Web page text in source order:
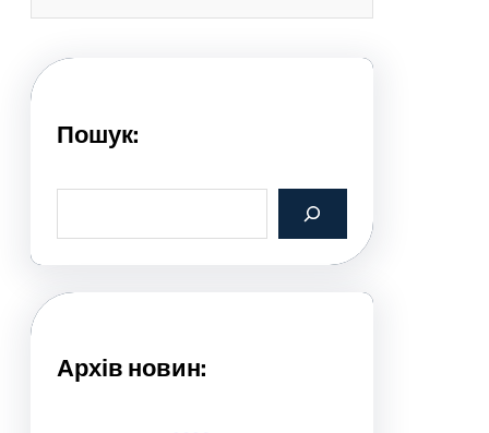
Пошук:
a
c
Архів новин: